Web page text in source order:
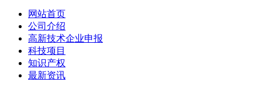
网站首页
公司介绍
高新技术企业申报
科技项目
知识产权
最新资讯